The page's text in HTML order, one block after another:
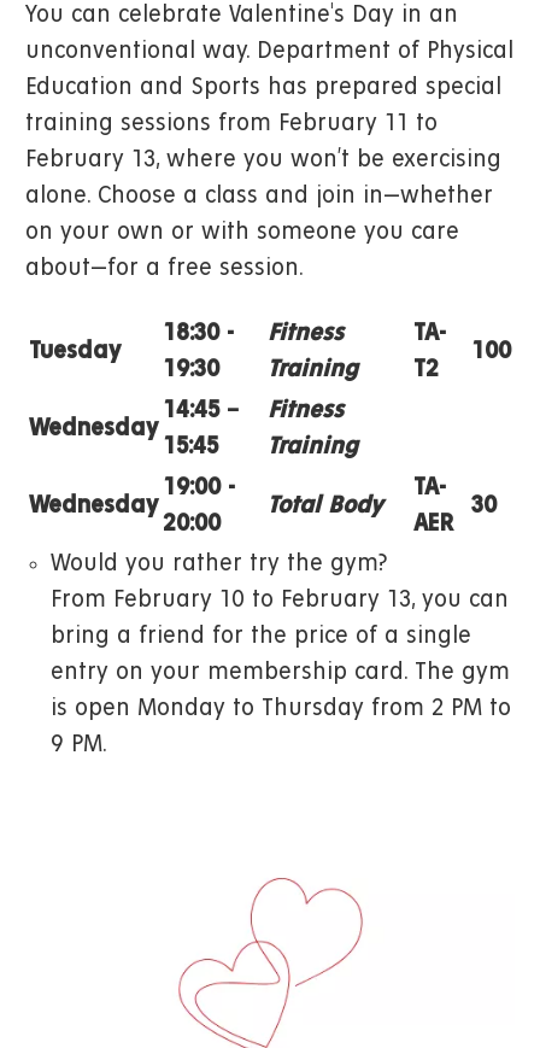
You can celebrate Valentine's Day in an
unconventional way. Department of Physical
Education and Sports has prepared special
training sessions from February 11 to
February 13, where you won’t be exercising
alone. Choose a class and join in—whether
on your own or with someone you care
about—for a free session.
Tuesday
18:30 -
19:30
Fitness
Training
TA-
T2
100
Wednesday
14:45 –
15:45
Fitness
Training
Wednesday
19:00 -
20:00
Total Body
TA-
AER
30
Would you rather try the gym?
From February 10 to February 13, you can
bring a friend for the price of a single
entry on your membership card. The gym
is open Monday to Thursday from 2 PM to
9 PM.